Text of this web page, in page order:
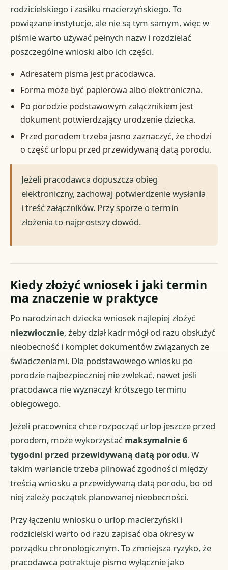
rodzicielskiego i zasiłku macierzyńskiego. To
powiązane instytucje, ale nie są tym samym, więc w
piśmie warto używać pełnych nazw i rozdzielać
poszczególne wnioski albo ich części.
Adresatem pisma jest pracodawca.
Forma może być papierowa albo elektroniczna.
Po porodzie podstawowym załącznikiem jest
dokument potwierdzający urodzenie dziecka.
Przed porodem trzeba jasno zaznaczyć, że chodzi
o część urlopu przed przewidywaną datą porodu.
Jeżeli pracodawca dopuszcza obieg
elektroniczny, zachowaj potwierdzenie wysłania
i treść załączników. Przy sporze o termin
złożenia to najprostszy dowód.
Kiedy złożyć wniosek i jaki termin
ma znaczenie w praktyce
Po narodzinach dziecka wniosek najlepiej złożyć
niezwłocznie, żeby dział kadr mógł od razu obsłużyć
nieobecność i komplet dokumentów związanych ze
świadczeniami. Dla podstawowego wniosku po
porodzie najbezpieczniej nie zwlekać, nawet jeśli
pracodawca nie wyznaczył krótszego terminu
obiegowego.
Jeżeli pracownica chce rozpocząć urlop jeszcze przed
porodem, może wykorzystać maksymalnie 6
tygodni przed przewidywaną datą porodu. W
takim wariancie trzeba pilnować zgodności między
treścią wniosku a przewidywaną datą porodu, bo od
niej zależy początek planowanej nieobecności.
Przy łączeniu wniosku o urlop macierzyński i
rodzicielski warto od razu zapisać oba okresy w
porządku chronologicznym. To zmniejsza ryzyko, że
pracodawca potraktuje pismo wyłącznie jako